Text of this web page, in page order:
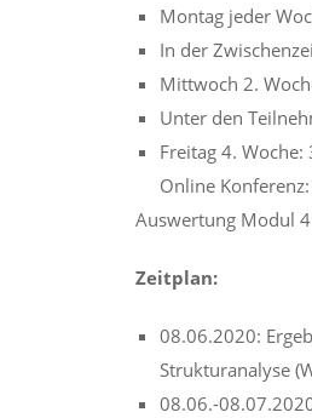
Montag jeder
In der
Mittwoch 2.
Unter den
Freitag 4.
Online
Auswertung Modul 4
Zeitplan:
08.06.2020:
Strukturanalyse
08.06.-